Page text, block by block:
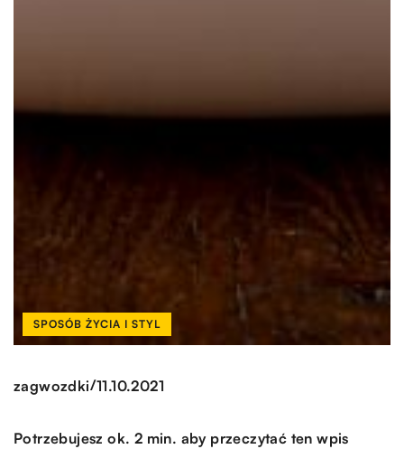
SPOSÓB ŻYCIA I STYL
zagwozdki/11.10.2021
Potrzebujesz ok. 2 min. aby przeczytać ten wpis